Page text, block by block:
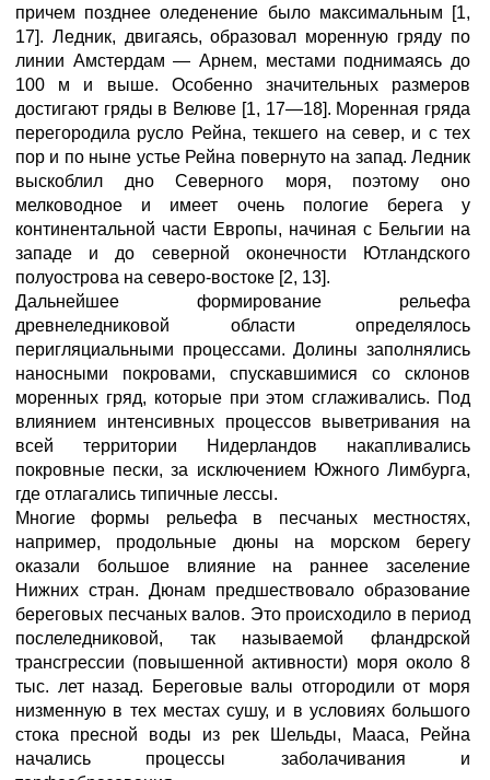
причем позднее оледенение было максимальным [1,
17]. Ледник, двигаясь, образовал моренную гряду по
линии Амстердам — Арнем, местами поднимаясь до
100 м и выше. Особенно значительных размеров
достигают гряды в Велюве [1, 17—18]. Моренная гряда
перегородила русло Рейна, текшего на север, и с тех
пор и по ныне устье Рейна повернуто на запад. Ледник
выскоблил дно Северного моря, поэтому оно
мелководное и имеет очень пологие берега у
континентальной части Европы, начиная с Бельгии на
западе и до северной оконечности Ютландского
полуострова на северо-востоке [2, 13].
Дальнейшее формирование рельефа
древнеледниковой области определялось
перигляциальными процессами. Долины заполнялись
наносными покровами, спускавшимися со склонов
моренных гряд, которые при этом сглаживались. Под
влиянием интенсивных процессов выветривания на
всей территории Нидерландов накапливались
покровные пески, за исключением Южного Лимбурга,
где отлагались типичные лессы.
Многие формы рельефа в песчаных местностях,
например, продольные дюны на морском берегу
оказали большое влияние на раннее заселение
Нижних стран. Дюнам предшествовало образование
береговых песчаных валов. Это происходило в период
послеледниковой, так называемой фландрской
трансгрессии (повышенной активности) моря около 8
тыс. лет назад. Береговые валы отгородили от моря
низменную в тех местах сушу, и в условиях большого
стока пресной воды из рек Шельды, Мааса, Рейна
начались процессы заболачивания и